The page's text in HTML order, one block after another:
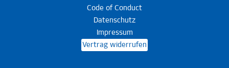
Code of Conduct
Datenschutz
Impressum
Vertrag widerrufen